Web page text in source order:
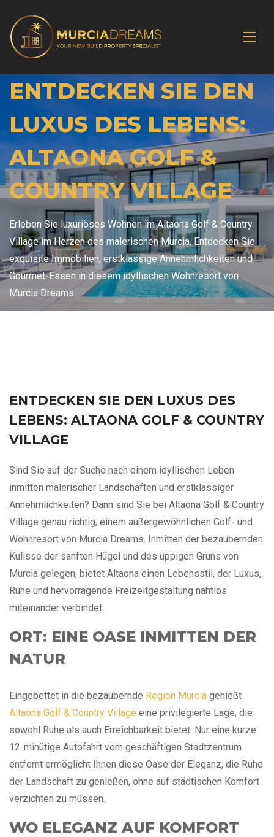
ENTDECKEN SIE DEN
LUXUS DES LEBENS:
ALTAONA GOLF &
COUNTRY VILLAGE
Erleben Sie luxuriöses Wohnen im Altaona Golf & Country
Village im Herzen des malerischen Murcia. Entdecken Sie
exquisite Immobilien, erstklassige Annehmlichkeiten und
Gourmet-Essen in diesem idyllischen Wohnresort von
Murcia Dreams.
ENTDECKEN SIE DEN LUXUS DES
LEBENS: ALTAONA GOLF & COUNTRY
VILLAGE
Sind Sie auf der Suche nach einem idyllischen Leben
inmitten malerischer Landschaften und erstklassiger
Annehmlichkeiten? Dann sind Sie bei Altaona Golf & Country
Village genau richtig, einem außergewöhnlichen Golf- und
Wohnresort von Murcia Dreams. Inmitten der bezaubernden
Kulisse der sanften Hügel und des üppigen Grüns von
Murcia gelegen, bietet Altaona einen Lebensstil, der Luxus,
Ruhe und hervorragende Freizeitgestaltung nahtlos
miteinander verbindet.
ORT: EINE OASE INMITTEN DER
NATUR
Eingebettet in die bezaubernde Region Murcia genießt
Altaona Golf & Country Village eine privilegierte Lage, die
sowohl Ruhe als auch Erreichbarkeit bietet. Nur eine kurze
12-minütige Autofahrt vom geschäftigen Stadtzentrum
entfernt ermöglicht Ihnen diese Oase der Eleganz, die Ruhe
der Landschaft zu genießen, ohne auf städtischen Komfort
verzichten zu müssen.
WO ELEGANZ AUF KOMFORT